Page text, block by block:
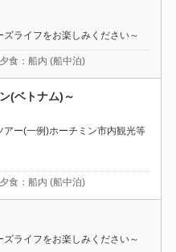
ズライフをお楽しみください～
食：船内 (船中泊)
(ベトナム)～
アー(一例)ホーチミン市内観光等
食：船内 (船中泊)
ズライフをお楽しみください～